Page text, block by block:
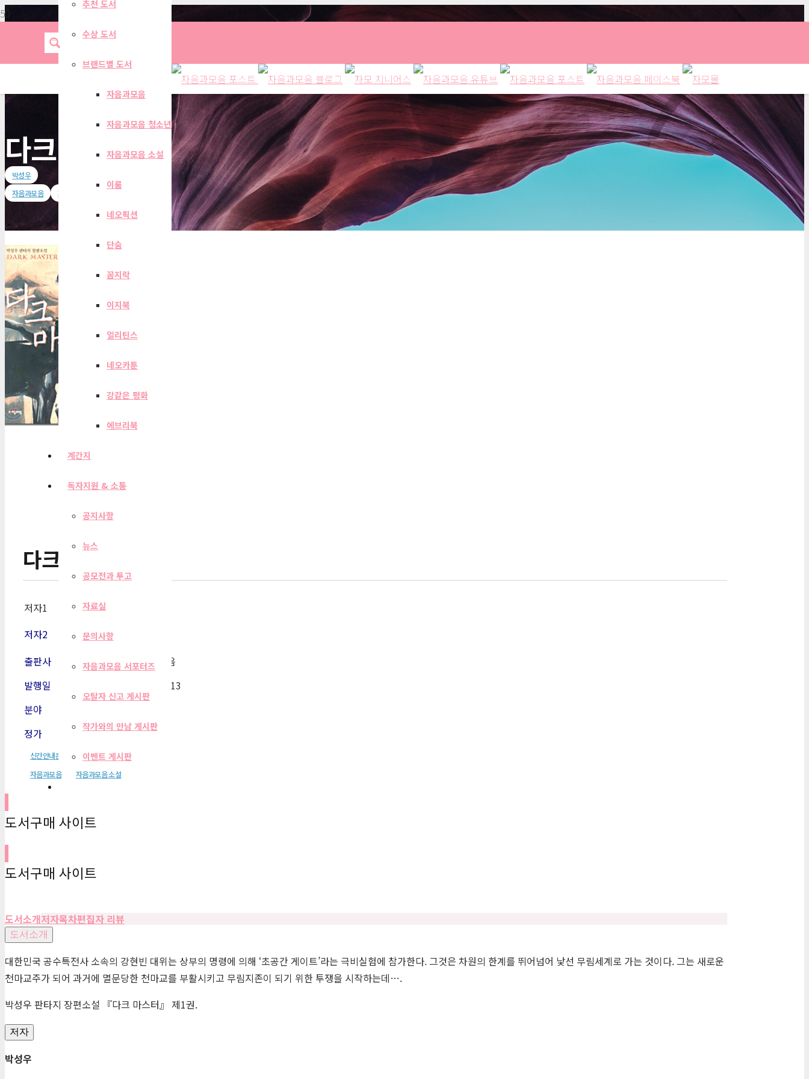
추천 도서
수상 도서
브랜드별 도서
자음과모음
자음과모음 청소년
자음과모음 소설
이룸
네오픽션
단숨
꼼지락
이지북
얼리틴스
네오카툰
강같은 평화
에브리북
계간지
독자지원 & 소통
공지사항
뉴스
공모전과 투고
자료실
문의사항
자음과모음 서포터즈
오탈자 신고 게시판
작가와의 만남 게시판
이벤트 게시판
다크 마스터 1
박성우
자음과모음
자음과모음 소설
다크 마스터 1
저자1
저자2
출판사
자음과모음
발행일
2003-12-13
분야
정가
8,000원
신간안내문
자음과모음
자음과모음 소설
도서구매 사이트
도서구매 사이트
도서소개저자목차편집자 리뷰
도서소개
대한민국 공수특전사 소속의 강현빈 대위는 상부의 명령에 의해 ‘초공간 게이트’라는 극비실험에 참가한다. 그것은 차원의 한계를 뛰어넘어 낯선 무림세계로 가는 것이다. 그는 새로운
천마교주가 되어 과거에 멸문당한 천마교를 부활시키고 무림지존이 되기 위한 투쟁을 시작하는데….
박성우 판타지 장편소설 『다크 마스터』 제1권.
저자
박성우